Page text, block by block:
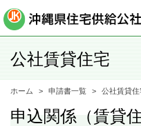
公社賃貸住宅
ホーム 申請書一覧 公社賃貸住
申込関係（賃貸住